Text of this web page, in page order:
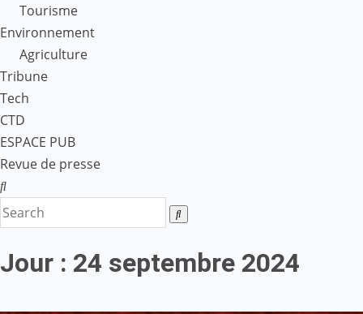
Tourisme
Environnement
Agriculture
Tribune
Tech
CTD
ESPACE PUB
Revue de presse
Jour : 24 septembre 2024